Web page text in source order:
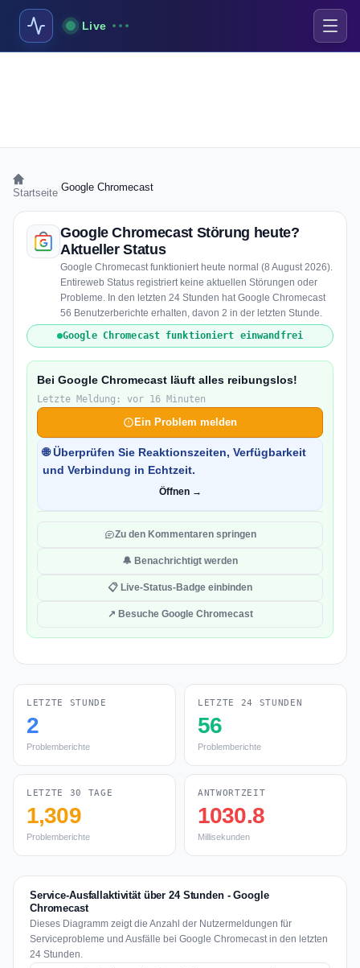
Live
Startseite Google Chromecast
Google Chromecast Störung heute?
Aktueller Status
Google Chromecast funktioniert heute normal (8 August 2026).
Entireweb Status registriert keine aktuellen Störungen oder
Probleme. In den letzten 24 Stunden hat Google Chromecast
56 Benutzerberichte erhalten, davon 2 in der letzten Stunde.
Google Chromecast funktioniert einwandfrei
Bei Google Chromecast läuft alles reibungslos!
Letzte Meldung: vor 16 Minuten
Ein Problem melden
🌐 Überprüfen Sie Reaktionszeiten, Verfügbarkeit
und Verbindung in Echtzeit.
Öffnen →
Zu den Kommentaren springen
🔔 Benachrichtigt werden
📋 Live-Status-Badge einbinden
↗ Besuche Google Chromecast
LETZTE STUNDE
2
Problemberichte
LETZTE 24 STUNDEN
56
Problemberichte
LETZTE 30 TAGE
1,309
Problemberichte
ANTWORTZEIT
1030.8
Millisekunden
Service-Ausfallaktivität über 24 Stunden - Google
Chromecast
Dieses Diagramm zeigt die Anzahl der Nutzermeldungen für
Serviceprobleme und Ausfälle bei Google Chromecast in den letzten
24 Stunden.